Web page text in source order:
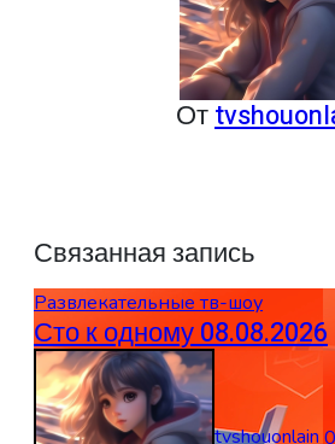
От
Связанная запись
Развлекательные тв-шоу
Сто к одному 08.08.2026
tvshouonlain